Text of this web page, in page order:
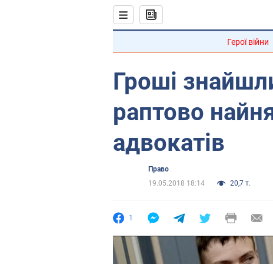
Герої війни
Гроші
раптово
адвокатів
Право
19.05.2018 18:14
20,7 т.
1